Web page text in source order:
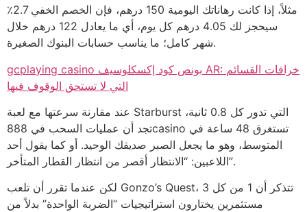
مثلاً، إذا كانت رهاناتك اليومية 150 درهم، فإن الخصم الخفي 2.7٪
سيحجز لك 4.05 درهم كل يوم، أي ما يعادل 122 درهم خلال
شهر كامل؛ ما يناسب حسابات البنوك الصغيرة.
gcplaying casino بونص كود إكسكلوسيف AR: خرافات القسائم
التي لا تستحق الوقوف فيها
عند مقارنة سرعتها مع لعبة Starburst التي تدور كل 0.8 ثانية،
تجد أن عمليات السحب في 888casino تستغرق 48 ساعة في
المتوسط، وهو ما يجعل الصبر صديقك الوحيد. أو كما يقول أحد
اللاعبين: “الانتظار أقصر من انتظار القطار المتأخر”.
لكن عندما تقرر أن تلعب Gonzo’s Quest، تتذكر أن 1 من كل 3
مستثمرين يختارون استراتيجيات “الضربة الواحدة” بدلاً من